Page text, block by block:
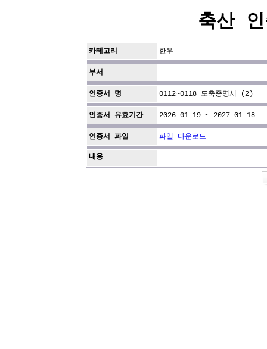
축산
카테고리 한우
부서
인증서 명 0112~0118 도축증명서 (2)
인증서 유효기간 2026-01-19 ~ 2027-01-18
인증서 파일 파일 다운로드
내용